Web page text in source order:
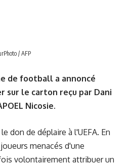
/ AFP
de football a annoncé
le carton reçu par Dani
Nicosie.
don de déplaire à l'UEFA. En
menacés d'une
volontairement attribuer un